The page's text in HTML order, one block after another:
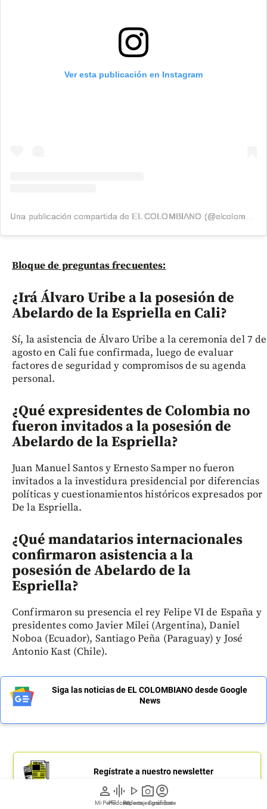
person
Mi Perfil
graphic_eq
Pódcast
play_arrow
Videos
photo_camera
Reportajes gráficos
account_circle
Suscríbete
Ver esta publicación en Instagram
Bloque de preguntas frecuentes:
¿Irá Álvaro Uribe a la posesión de
Abelardo de la Espriella en Cali?
Sí, la asistencia de Álvaro Uribe a la ceremonia del 7 de
agosto en Cali fue confirmada, luego de evaluar
factores de seguridad y compromisos de su agenda
personal.
¿Qué expresidentes de Colombia no
fueron invitados a la posesión de
Abelardo de la Espriella?
Juan Manuel Santos y Ernesto Samper no fueron
invitados a la investidura presidencial por diferencias
políticas y cuestionamientos históricos expresados por
De la Espriella.
¿Qué mandatarios internacionales
confirmaron asistencia a la
posesión de Abelardo de la
Espriella?
Confirmaron su presencia el rey Felipe VI de España y
presidentes como Javier Milei (Argentina), Daniel
Noboa (Ecuador), Santiago Peña (Paraguay) y José
Antonio Kast (Chile).
Siga las noticias de EL COLOMBIANO desde Google
News
Regístrate a nuestro newsletter